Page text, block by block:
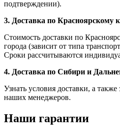
подтверждении).
3. Доставка по Красноярскому
Стоимость доставки по
города (зависит от типа
Сроки рассчитываются
4. Доставка по Сибири и
Узнать условия доставки, а
наших менеджеров.
Наши гарантии